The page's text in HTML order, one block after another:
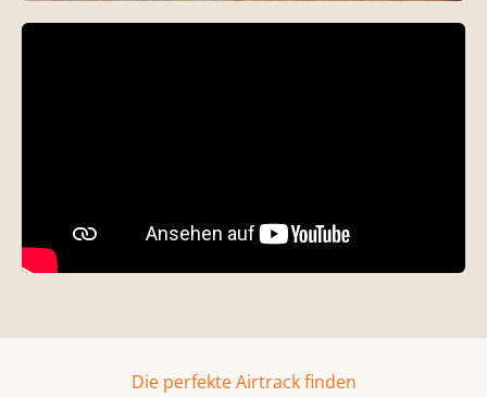
Die perfekte Airtrack finden